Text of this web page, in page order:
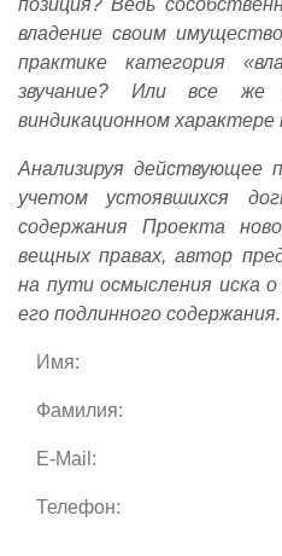
владение своим
практике категория
звучание? Или все
виндикационном характере
Анализируя действующее
учетом устоявшихся
содержания Проекта
вещных правах, автор
на пути осмысления иска о
его подлинного содержания.